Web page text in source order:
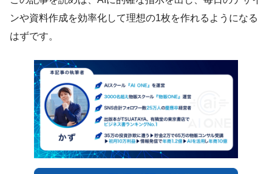
ンや資料作成を効率化して理想の1枚を作れるようになる
はずです。